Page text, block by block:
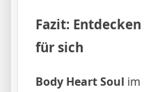
Fazit:
für sich
Body Heart Soul im